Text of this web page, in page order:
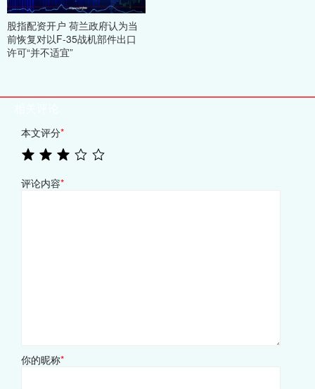
股指配资开户 荷兰政府认为当
前恢复对以F-35战机部件出口
许可“并不适宜”
本文评分*
评论内容*
你的昵称*